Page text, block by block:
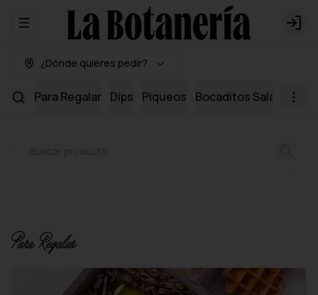
Abrir menu de navegación Login
¿Dónde quieres pedir?
Para Regalar Dips Piqueos Bocaditos Salados
Para Regalar